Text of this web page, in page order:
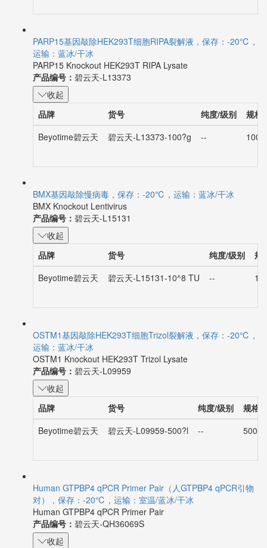
PARP15基因敲除HEK293T细胞RIPA裂解液，保存：-20℃，
运输：蓝冰/干冰
PARP15 Knockout HEK293T RIPA Lysate
产品编号： 碧云天-L13373
收起
品牌
货号 纯度/级别
规格
Beyotime碧云天
碧云天-L13373-100?g --
BMX基因敲除慢病毒，保存：-20℃，运输：蓝冰/干冰
BMX Knockout Lentivirus
产品编号： 碧云天-L15131
收起
品牌
货号 纯度/级别
规
Beyotime碧云天
碧云天-L15131-10^8 TU --
OSTM1基因敲除HEK293T细胞Trizol裂解液，保存：-20℃，
运输：蓝冰/干冰
OSTM1 Knockout HEK293T Trizol Lysate
产品编号： 碧云天-L09959
收起
品牌
货号 纯度/级别
规格
Beyotime碧云天
碧云天-L09959-500?l -- 500?l
Human GTPBP4 qPCR Primer Pair（人GTPBP4 qPCR引物
对），保存：-20℃，运输：室温/蓝冰/干冰
Human GTPBP4 qPCR Primer Pair
产品编号： 碧云天-QH36069S
收起